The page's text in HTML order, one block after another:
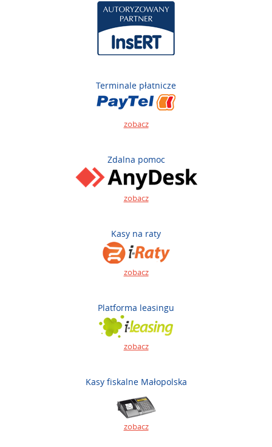
Terminale płatnicze
zobacz
Zdalna pomoc
zobacz
Kasy na raty
zobacz
Platforma leasingu
zobacz
Kasy fiskalne Małopolska
zobacz